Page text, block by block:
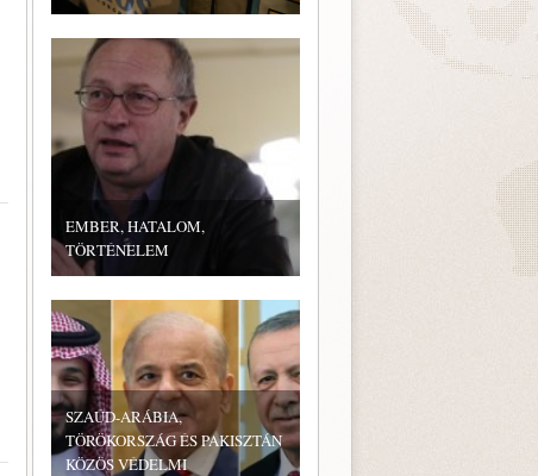
EMBER, HATALOM,
TÖRTÉNELEM
SZAÚD-ARÁBIA,
TÖRÖKORSZÁG ÉS PAKISZTÁN
KÖZÖS VÉDELMI